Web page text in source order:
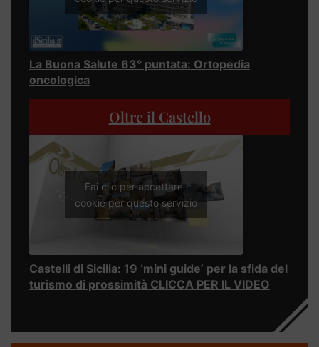
La Buona Salute 63° puntata: Ortopedia
oncologica
Oltre il Castello
Fai clic per accettare i
cookie per questo servizio
Castelli di Sicilia: 19 ‘mini guide’ per la sfida del
turismo di prossimità CLICCA PER IL VIDEO